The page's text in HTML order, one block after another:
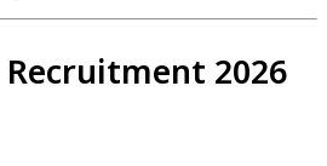
Recruitment 2026